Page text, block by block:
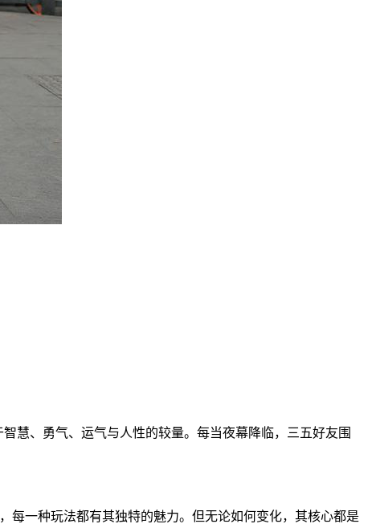
慧、勇气、运气与人性的较量。每当夜幕降临，三五好友围
每一种玩法都有其独特的魅力。但无论如何变化，其核心都是